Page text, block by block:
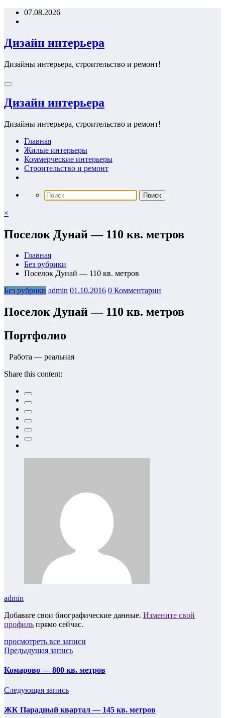
Перейти07.08.2026
Дизайн интерьера
Дизайны интерьера, строительство и ремонт!
Дизайн интерьера
Дизайны интерьера, строительство и ремонт!
Главная
Жилые интерьеры
Коммерческие интерьеры
Строительство и ремонт
×
Поселок Дунай — 110 кв. метров
Главная
Без рубрики
Поселок Дунай — 110 кв. метров
Без рубрики admin 01.10.2016 0 Комментарии
Поселок Дунай — 110 кв. метров
Портфолио
Работа — реальная
Share this content:
admin
Добавьте свои биографические данные. Измените свой
профиль прямо сейчас.
просмотреть все записи
Предыдущая запись
Комарово — 800 кв. метров
Следующая запись
ЖК Парадный квартал — 145 кв. метров